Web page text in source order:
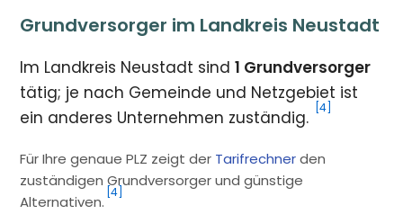
Grundversorger im Landkreis Neustadt
Im Landkreis Neustadt sind1 Grundversorger
tätig; je nach Gemeinde und Netzgebiet ist
ein anderes Unternehmen zuständig.
[4]
Für Ihre genaue PLZ zeigt der Tarifrechnerden
zuständigen Grundversorger und günstige
Alternativen.
[4]